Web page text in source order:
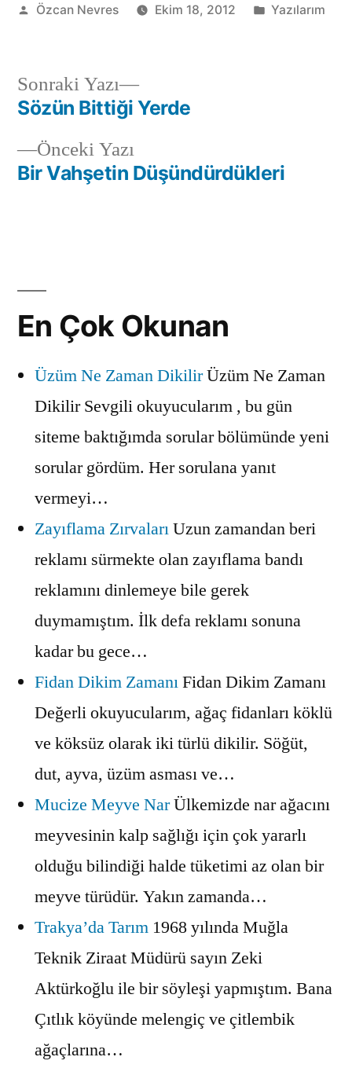
Gönderen:
Özcan Nevres Ekim 18, 2012 Kategori:
Yazılarım
Yazı
gezinmesi
Önceki YazıÖnceki
yazı:
Bir Vahşetin Düşündürdükleri
Sonraki Yazı
Sonraki
yazı:
Sözün Bittiği Yerde
En Çok Okunan
Üzüm Ne Zaman DikilirÜzüm Ne Zaman
Dikilir Sevgili okuyucularım , bu gün
siteme baktığımda sorular bölümünde yeni
sorular gördüm. Her sorulana yanıt
vermeyi…
Zayıflama ZırvalarıUzun zamandan beri
reklamı sürmekte olan zayıflama bandı
reklamını dinlemeye bile gerek
duymamıştım. İlk defa reklamı sonuna
kadar bu gece…
Fidan Dikim ZamanıFidan Dikim Zamanı
Değerli okuyucularım, ağaç fidanları köklü
ve köksüz olarak iki türlü dikilir. Söğüt,
dut, ayva, üzüm asması ve…
Mucize Meyve NarÜlkemizde nar ağacını
meyvesinin kalp sağlığı için çok yararlı
olduğu bilindiği halde tüketimi az olan bir
meyve türüdür. Yakın zamanda…
Trakya’da Tarım 1968 yılında Muğla
Teknik Ziraat Müdürü sayın Zeki
Aktürkoğlu ile bir söyleşi yapmıştım. Bana
Çıtlık köyünde melengiç ve çitlembik
ağaçlarına…